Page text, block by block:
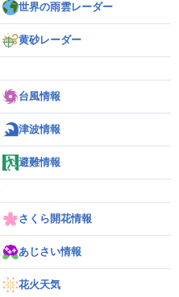
世界の雨雲レーダー
黄砂レーダー
台風情報
津波情報
避難情報
さくら開花情報
あじさい情報
花火天気